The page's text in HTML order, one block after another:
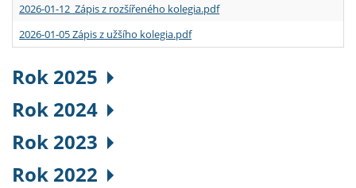
2026-01-12 Zápis z rozšířeného kolegia.pdf
2026-01-05 Zápis z užšího kolegia.pdf
Rok 2025
Rok 2024
Rok 2023
Rok 2022